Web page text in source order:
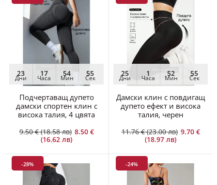
23
Дни
17
Часа
54
Мин
54
Сек
Подчертаващ дупето
дамски спортен клин с
висока талия, 4 цвята
9.50 € (18.58 лв) 8.50 €
(16.62 лв)
25
Дни
1
Часа
52
Мин
54
Сек
Дамски клин с повдигащ
дупето ефект и висока
талия, черен
11.76 € (23.00 лв) 9.70 €
(18.97 лв)
-28% -24%